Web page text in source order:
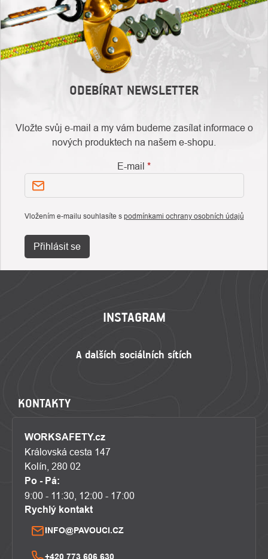
ODEBÍRAT NEWSLETTER
Vložte svůj e-mail a my vám budeme zasílat informace o
nových produktech na našem e-shopu.
E-mail
Vložením e-mailu souhlasíte s podmínkami ochrany osobních údajů
Přihlásit se
INSTAGRAM
KONTAKTY
WORKSAFETY.cz
Královská cesta 147
Kolín, 280 02
Po - Pá:
9:00 - 11:30, 12:00 - 17:00
Rychlý kontakt
INFO@PAVOUCI.CZ
+420 773 606 630